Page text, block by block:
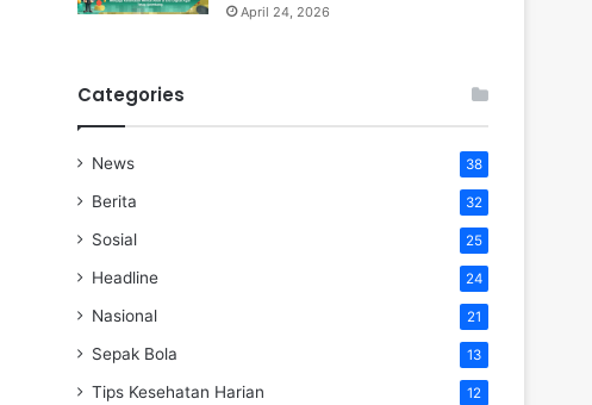
April 24, 2026
Categories
News 38
Berita 32
Sosial 25
Headline 24
Nasional 21
Sepak Bola 13
Tips Kesehatan Harian 12